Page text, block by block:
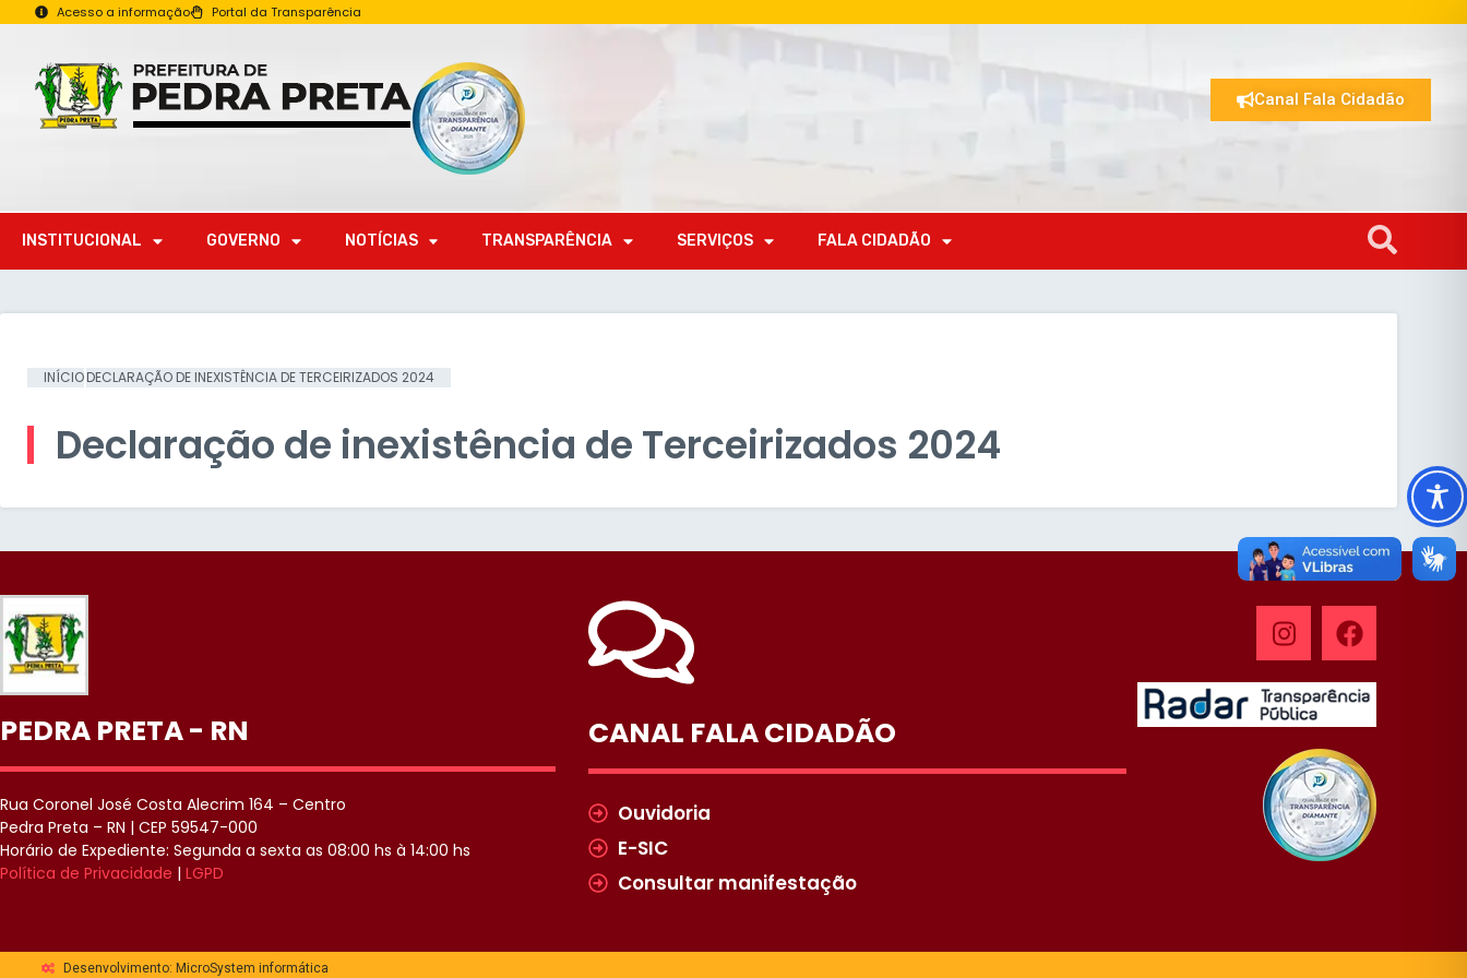
Acesso a informação Portal da Transparência
Canal Fala Cidadão
INSTITUCIONAL GOVERNO NOTÍCIAS TRANSPARÊNCIA SERVIÇOS FALA CIDADÃO
INÍCIODECLARAÇÃO DE INEXISTÊNCIA DE TERCEIRIZADOS 2024
Declaração de inexistência de Terceirizados 2024
PEDRA PRETA - RN
Rua Coronel José Costa Alecrim 164 – Centro
Pedra Preta – RN | CEP 59547-000
Horário de Expediente: Segunda a sexta as 08:00 hs à 14:00 hs
Política de Privacidade | LGPD
CANAL FALA CIDADÃO
Ouvidoria
E-SIC
Consultar manifestação
Desenvolvimento: MicroSystem informática